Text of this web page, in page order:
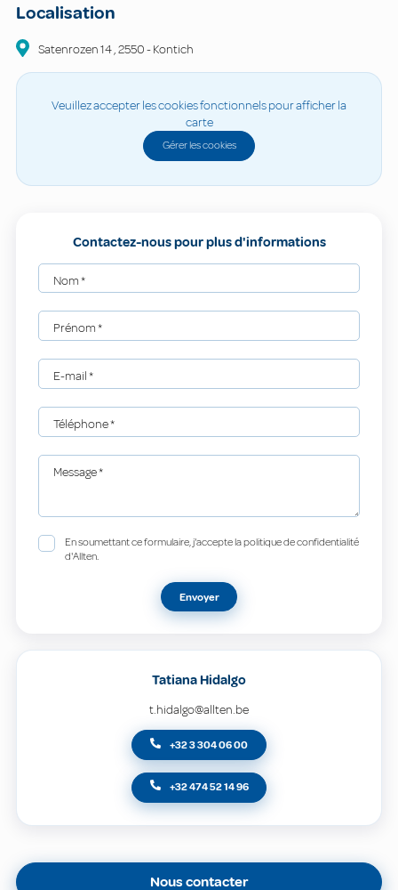
Localisation
Satenrozen14,2550-Kontich
Veuillez accepter les cookies fonctionnels pour afficher la
carte
Gérer les cookies
Contactez-nous pour plus d'informations
Nom*
Prénom*
E-mail*
Téléphone*
Message*
En soumettant ce formulaire, j'accepte la politique de confidentialité
d'Allten.
Envoyer
Tatiana Hidalgo
t.hidalgo@allten.be
+32 3 304 06 00
+32 474 52 14 96
Nous contacter